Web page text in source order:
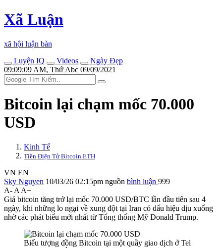
Xã Luận
xã hội luận bàn
Luyện IQ
Videos
Ngày Đẹp
09:09:09 AM, Thứ Abc 09/09/2021
Bitcoin lại chạm mốc 70.000
USD
Kinh Tế
Tiền Điện Tử Bitcoin ETH
VN EN
Sky Nguyen 10/03/26 02:15pm nguồn bình luận 999
A- A A+
Giá bitcoin tăng trở lại mốc 70.000 USD/BTC lần đầu tiên sau 4
ngày, khi những lo ngại về xung đột tại Iran có dấu hiệu dịu xuống
nhờ các phát biểu mới nhất từ Tổng thống Mỹ Donald Trump.
Biểu tượng đồng Bitcoin tại một quầy giao dịch ở Tel